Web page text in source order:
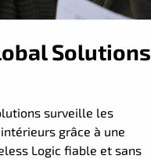
Solutions
surveille les
grâce à une
Logic fiable et sans